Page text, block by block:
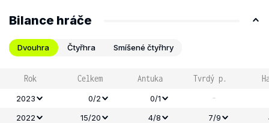
Bilance hráče
Dvouhra Čtyřhra Smíšené čtyřhry
Rok Celkem Antuka Tvrdý p.
2023 0/2 0/1 -
2022 15/20 4/8 7/9